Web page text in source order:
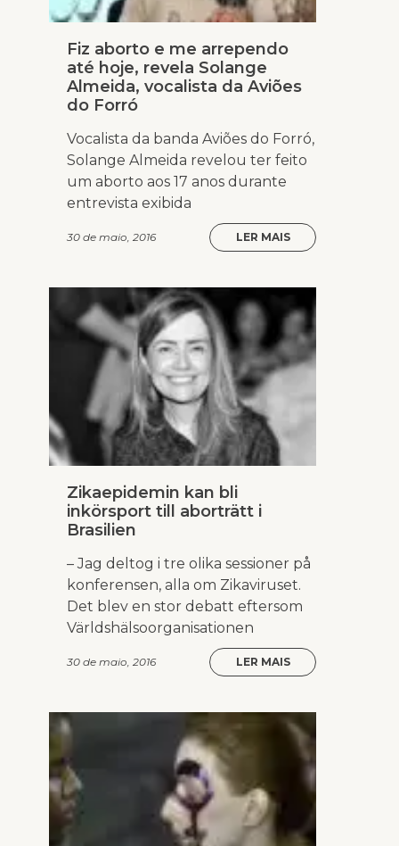
Fiz aborto e me arrependo
até hoje, revela Solange
Almeida, vocalista da Aviões
do Forró
Vocalista da banda Aviões do Forró,
Solange Almeida revelou ter feito
um aborto aos 17 anos durante
entrevista exibida
30 de maio, 2016 LER MAIS
Zikaepidemin kan bli
inkörsport till aborträtt i
Brasilien
– Jag deltog i tre olika sessioner på
konferensen, alla om Zikaviruset.
Det blev en stor debatt eftersom
Världshälsoorganisationen
30 de maio, 2016 LER MAIS